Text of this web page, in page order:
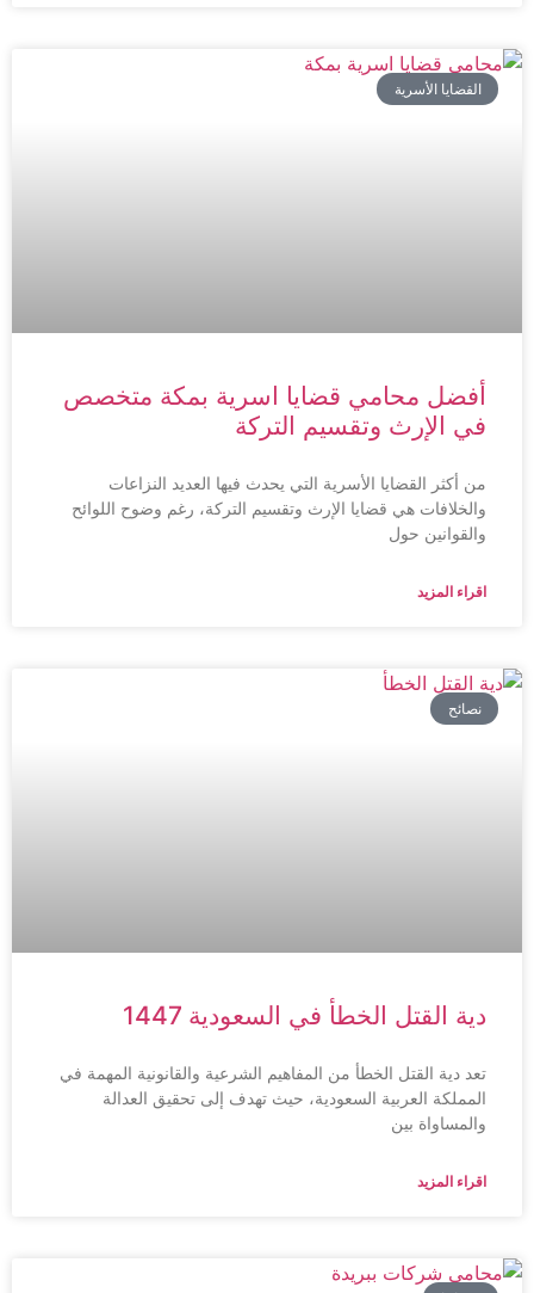
القضايا الأسرية
أفضل محامي قضايا اسرية بمكة متخصص
في الإرث وتقسيم التركة
من أكثر القضايا الأسرية التي يحدث فيها العديد النزاعات
والخلافات هي قضايا الإرث وتقسيم التركة، رغم وضوح اللوائح
والقوانين حول
اقراء المزيد
نصائح
دية القتل الخطأ في السعودية 1447
تعد دية القتل الخطأ من المفاهيم الشرعية والقانونية المهمة في
المملكة العربية السعودية، حيث تهدف إلى تحقيق العدالة
والمساواة بين
اقراء المزيد